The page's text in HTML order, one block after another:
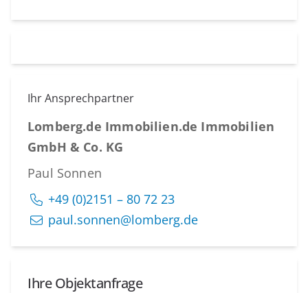
Ihr Ansprechpartner
Lomberg.de Immobilien.de Immobilien
GmbH & Co. KG
Paul Sonnen
+49 (0)2151 – 80 72 23
paul.sonnen@lomberg.de
Ihre Objektanfrage